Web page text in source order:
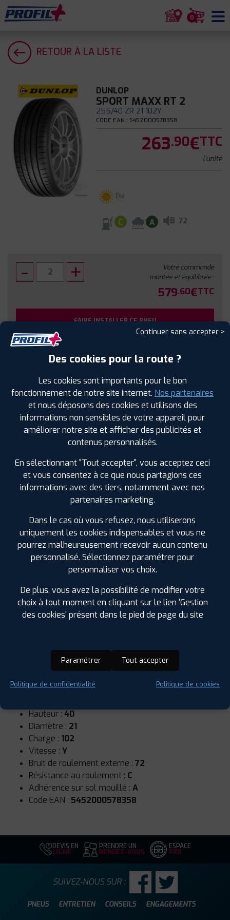
0
RETOUR À LA LISTE
DUNLOP
SPORT MAXX RT 2
255/40 ZR 21 102Y
CODE EAN : 5452000578358
263.90€TTC
l'unité
Été
C A B 72
Votre commande
montée et équilibrée :
579.60€TTC
FAIRE INSTALLER CE PNEU
Sous réserve de disponibilité en agence
SPÉCIFICATIONS AVIS CLIENTS ÉTIQUETAGE
Étiquetage
Runflat :Non
Hauteur : 40
Diamètre : 21
Charge : 102
Vitesse : Y
Bruit de roulement externe : 72
Résistance au roulement : C
Adhérence sur sol mouillé : A
Code EAN : 5452000578358
DEVIS EN
LIGNE
PRENDRE UN
RENDEZ-VOUS
ESPACE
PRO
PNEUS ENTRETIEN CONSEILS ENGAGEMENTS
SUIVEZ-NOUS SUR :
Continuer sans accepter >
Des cookies pour la route ?
Les cookies sont importants pour le bon
fonctionnement de notre site internet. Nos partenaires
et nous déposons des cookies et utilisons des
informations non sensibles de votre appareil pour
améliorer notre site et afficher des publicités et
contenus personnalisés.
En sélectionnant "Tout accepter", vous acceptez ceci
et vous consentez à ce que nous partagions ces
informations avec des tiers, notamment avec nos
partenaires marketing.
Dans le cas où vous refusez, nous utiliserons
uniquement les cookies indispensables et vous ne
pourrez malheureusement recevoir aucun contenu
personnalisé. Sélectionnez paramétrer pour
personnaliser vos choix.
De plus, vous avez la possibilité de modifier votre
choix à tout moment en cliquant sur le lien 'Gestion
des cookies' présent dans le pied de page du site
Paramétrer Tout accepter
Politique de confidentialité Politique de cookies